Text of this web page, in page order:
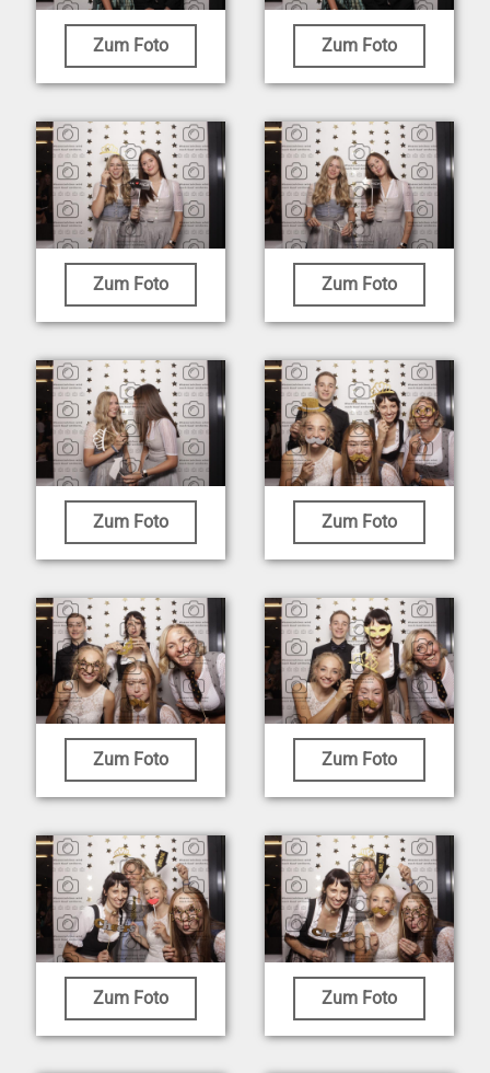
Zum Foto Zum Foto
Zum Foto Zum Foto
Zum Foto Zum Foto
Zum Foto Zum Foto
Zum Foto Zum Foto